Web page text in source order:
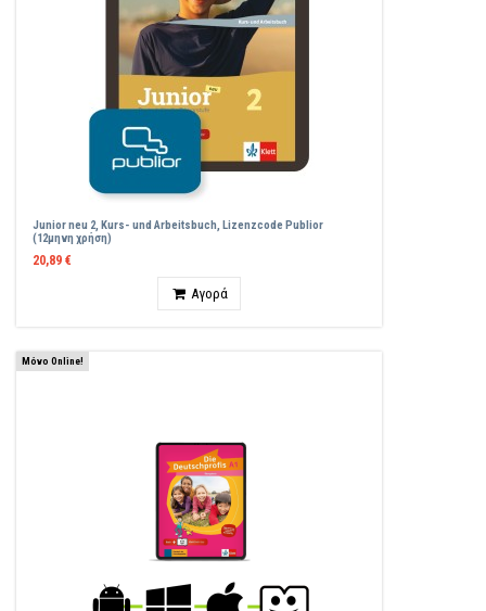
Junior neu 2, Kurs- und Arbeitsbuch, Lizenzcode Publior
(12μηνη χρήση)
20,89 €
Αγορά
Μόνο Online!